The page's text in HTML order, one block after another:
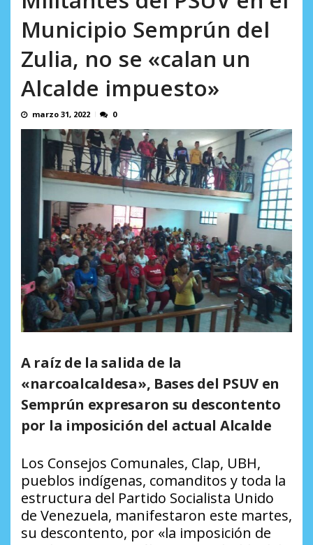
Municipio Semprún del
Zulia, no se «calan un
Alcalde impuesto»
marzo 31, 2022 0
A raíz de la salida de la
«narcoalcaldesa», Bases del PSUV en
Semprún expresaron su descontento
por la imposición del actual Alcalde
Los Consejos Comunales, Clap, UBH,
pueblos indígenas, comanditos y toda la
estructura del Partido Socialista Unido
de Venezuela, manifestaron este martes,
su descontento, por «la imposición de